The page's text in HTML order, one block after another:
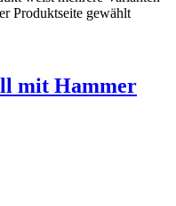
Produktseite gewählt
mit Hammer